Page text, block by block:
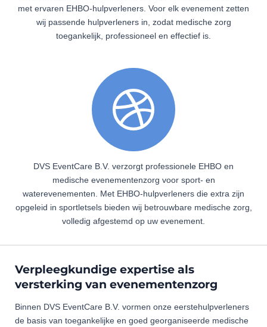
met ervaren EHBO‑hulpverleners. Voor elk evenement zetten
wij passende hulpverleners in, zodat medische zorg
toegankelijk, professioneel en effectief is.
DVS EventCare B.V. verzorgt professionele EHBO en
medische evenementenzorg voor sport‑ en
waterevenementen. Met EHBO‑hulpverleners die extra zijn
opgeleid in sportletsels bieden wij betrouwbare medische zorg,
volledig afgestemd op uw evenement.
Verpleegkundige expertise als
versterking van evenementenzorg
Binnen DVS EventCare B.V. vormen onze eerstehulpverleners
de basis van toegankelijke en goed georganiseerde medische